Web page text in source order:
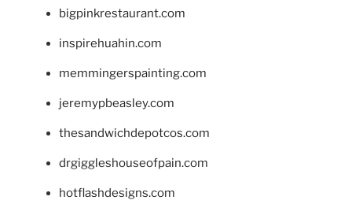
bigpinkrestaurant.com
inspirehuahin.com
memmingerspainting.com
jeremypbeasley.com
thesandwichdepotcos.com
drgiggleshouseofpain.com
hotflashdesigns.com